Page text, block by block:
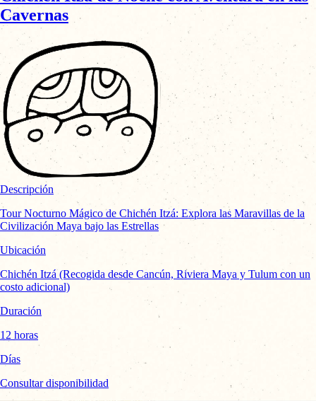
Cavernas
Descripción
Tour Nocturno Mágico de Chichén Itzá: Explora las Maravillas de la
Civilización Maya bajo las Estrellas
Ubicación
Chichén Itzá (Recogida desde Cancún, Riviera Maya y Tulum con un
costo adicional)
Duración
12 horas
Días
Consultar disponibilidad